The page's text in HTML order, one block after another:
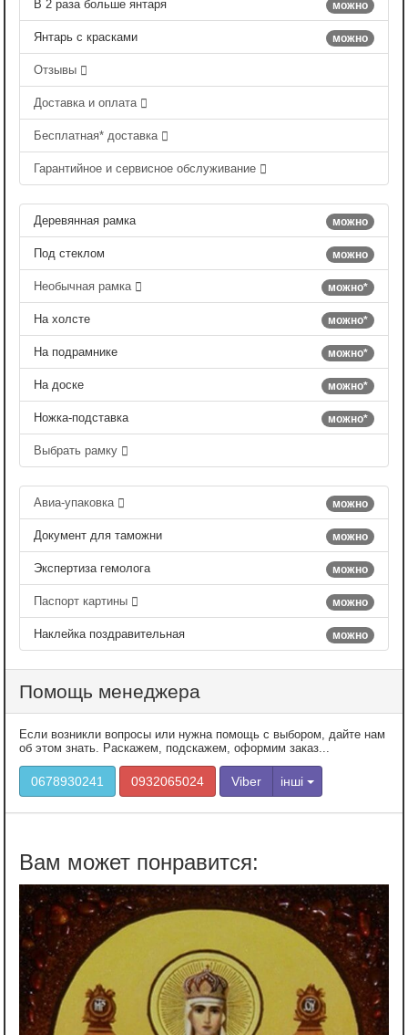
можно
В 2 раза больше янтаря
можно
Янтарь с красками
Отзывы
Доставка и оплата
Бесплатная* доставка
Гарантийное и сервисное обслуживание
можно
Деревянная рамка
можно
Под стеклом
можно*
Необычная рамка
можно*
На холсте
можно*
На подрамнике
можно*
На доске
можно*
Ножка-подставка
Выбрать рамку
можно
Авиа-упаковка
можно
Документ для таможни
можно
Экспертиза гемолога
можно
Паспорт картины
можно
Наклейка поздравительная
Помощь менеджера
Если возникли вопросы или нужна помощь с выбором, дайте нам
об этом знать. Раскажем, подскажем, оформим заказ...
0678930241 0932065024 Viber інші